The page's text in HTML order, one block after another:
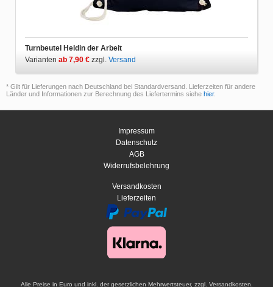
Turnbeutel Heldin der Arbeit
Varianten ab 7,90 € zzgl. Versand
* Gilt für Lieferungen nach Deutschland bei Standardversand. Lieferzeiten für andere
Länder und Informationen zur Berechnung des Liefertermins siehe hier.
Impressum
Datenschutz
AGB
Widerrufsbelehrung
Versandkosten
Lieferzeiten
Alle Preise in Euro und inkl. der gesetzlichen Mehrwertsteuer, zzgl. Versandkosten.